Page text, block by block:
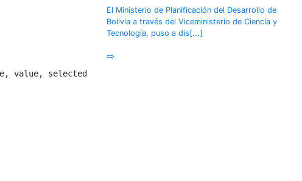
value, selected, focused, row, column);
El Ministerio de Planificación del Desarrollo de
Bolivia a través del Viceministerio de Ciencia y
Tecnología, puso a dis[...]
⇨